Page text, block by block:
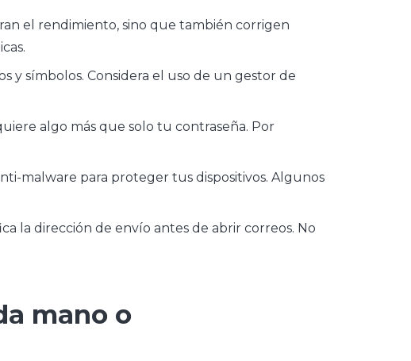
el rendimiento, sino que también corrigen
y símbolos. Considera el uso de un gestor de
algo más que solo tu contraseña. Por
malware para proteger tus dispositivos. Algunos
la dirección de envío antes de abrir correos. No
mano o